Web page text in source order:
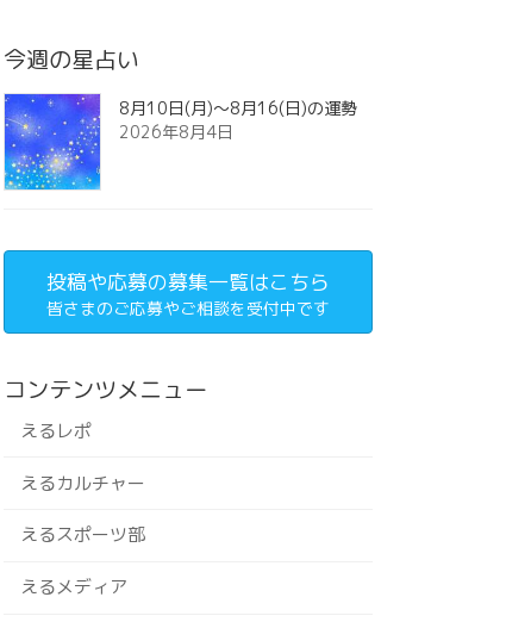
今週の星占い
8月10日(月)～8月16(日)の運勢
2026年8月4日
投稿や応募の募集一覧はこちら
皆さまのご応募やご相談を受付中です
コンテンツメニュー
えるレポ
えるカルチャー
えるスポーツ部
えるメディア